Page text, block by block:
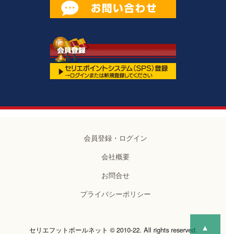
会員登録・ログイン
会社概要
お問合せ
プライバシーポリシー
セリエフットボールネット © 2010-22. All rights reserved. ▲